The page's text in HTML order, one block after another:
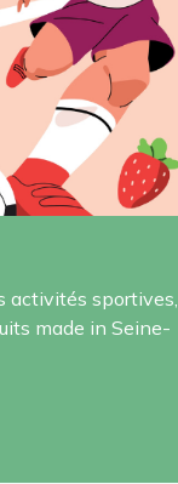
activités sportives,
made in Seine-